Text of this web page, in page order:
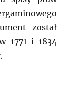
został
1771 i 1834